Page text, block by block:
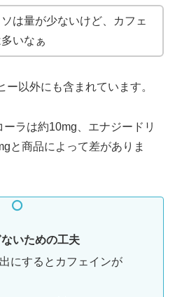
は量が少ないけど、カフェ
いなぁ
ー以外にも含まれています。
ラは約10mg、エナジードリ
と商品によって差がありま
いための工夫
にするとカフェインが